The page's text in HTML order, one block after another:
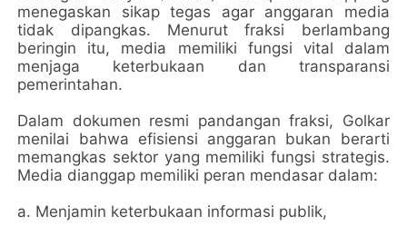
menegaskan sikap tegas agar anggaran media
tidak dipangkas. Menurut fraksi berlambang
beringin itu, media memiliki fungsi vital dalam
menjaga keterbukaan dan transparansi
pemerintahan.
Dalam dokumen resmi pandangan fraksi, Golkar
menilai bahwa efisiensi anggaran bukan berarti
memangkas sektor yang memiliki fungsi strategis.
Media dianggap memiliki peran mendasar dalam:
a. Menjamin keterbukaan informasi publik,